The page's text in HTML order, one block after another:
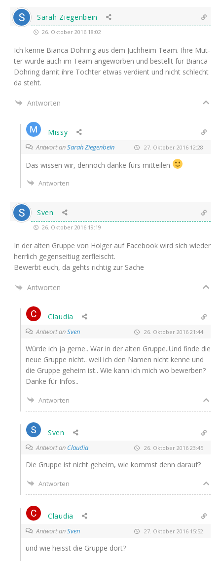
Sarah Ziegenbein
26. Oktober 2016 18:02
Ich ken­ne Bian­ca Döh­ring aus dem Juch­heim Team. Ihre Mut­
ter wur­de auch im Team ange­wor­ben und bestellt für Bian­ca
Döh­ring damit ihre Toch­ter etwas ver­dient und nicht schlecht
da steht.
Antworten
Missy
Antwort anSarah Ziegenbein 27. Oktober 2016 12:28
Das wis­sen wir, den­noch dan­ke fürs mitteilen
Antworten
Sven
26. Oktober 2016 19:19
In der alten Grup­pe von Hol­ger auf Face­book wird sich wie­der
herr­lich gegen­sei­tiug zerfleischt.
Bewerbt euch, da gehts rich­tig zur Sache
Antworten
Claudia
Antwort anSven 26. Oktober 2016 21:44
Wür­de ich ja ger­ne.. War in der alten Gruppe..Und fin­de die
neue Grup­pe nicht.. weil ich den Namen nicht ken­ne und
die Grup­pe geheim ist.. Wie kann ich mich wo bewer­ben?
Dan­ke für Infos..
Antworten
Sven
Antwort an Claudia 26. Oktober 2016 23:45
Die Grup­pe ist nicht geheim, wie kommst denn darauf?
Antworten
Claudia
Antwort anSven 27. Oktober 2016 15:52
und wie heisst die Grup­pe dort?